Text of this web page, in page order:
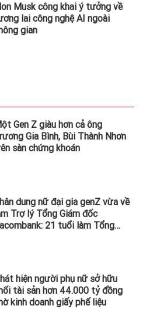
Musk công khai ý tưởng về
lai công nghệ AI ngoài
gian
Gen Z giàu hơn cả ông
Gia Bình, Bùi Thành Nhơn
sàn chứng khoán
dung nữ đại gia genZ vừa về
Trợ lý Tổng Giám đốc
21 tuổi làm Tổng
hiện người phụ nữ sở hữu
tài sản hơn 44.000 tỷ đồng
kinh doanh giấy phế liệu